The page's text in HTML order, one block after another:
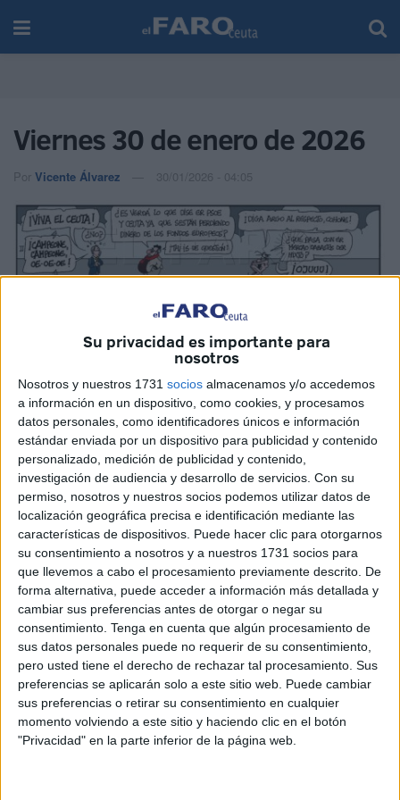
Su privacidad es importante para
nosotros
Nosotros y nuestros 1731 socios almacenamos y/o accedemos
a información en un dispositivo, como cookies, y procesamos
datos personales, como identificadores únicos e información
estándar enviada por un dispositivo para publicidad y contenido
personalizado, medición de publicidad y contenido,
investigación de audiencia y desarrollo de servicios. Con su
permiso, nosotros y nuestros socios podemos utilizar datos de
localización geográfica precisa e identificación mediante las
características de dispositivos. Puede hacer clic para otorgarnos
su consentimiento a nosotros y a nuestros 1731 socios para
que llevemos a cabo el procesamiento previamente descrito. De
forma alternativa, puede acceder a información más detallada y
cambiar sus preferencias antes de otorgar o negar su
consentimiento. Tenga en cuenta que algún procesamiento de
sus datos personales puede no requerir de su consentimiento,
pero usted tiene el derecho de rechazar tal procesamiento. Sus
preferencias se aplicarán solo a este sitio web. Puede cambiar
sus preferencias o retirar su consentimiento en cualquier
momento volviendo a este sitio y haciendo clic en el botón
"Privacidad" en la parte inferior de la página web.
Viernes 30 de enero de 2026
Por Vicente Álvarez 30/01/2026 - 04:05
Related Posts
La Estación del Ferrocarril estalla:
"Vivimos con miedo y la policía no
aparece"
HACE 8 MINUTOS
Cruz Roja abastece a cientos de
inmigrantes con alimento y asistencia
médica
HACE 26 MINUTOS
Vivas traslada al Rey la "situación
crítica" de Ceuta y reclama recuperar la
normalidad tras la crisis fronteriza
HACE 1 HORA
La crisis de Ceuta no frena el